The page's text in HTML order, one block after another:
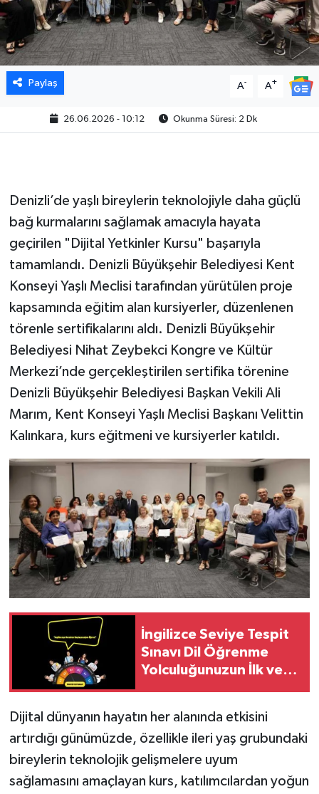
Paylaş A- A+
26.06.2026 - 10:12 Okunma Süresi: 2 Dk
Denizli’de yaşlı bireylerin teknolojiyle daha güçlü
bağ kurmalarını sağlamak amacıyla hayata
geçirilen "Dijital Yetkinler Kursu" başarıyla
tamamlandı. Denizli Büyükşehir Belediyesi Kent
Konseyi Yaşlı Meclisi tarafından yürütülen proje
kapsamında eğitim alan kursiyerler, düzenlenen
törenle sertifikalarını aldı. Denizli Büyükşehir
Belediyesi Nihat Zeybekci Kongre ve Kültür
Merkezi’nde gerçekleştirilen sertifika törenine
Denizli Büyükşehir Belediyesi Başkan Vekili Ali
Marım, Kent Konseyi Yaşlı Meclisi Başkanı Velittin
Kalınkara, kurs eğitmeni ve kursiyerler katıldı.
İngilizce Seviye Tespit
Sınavı Dil Öğrenme
Yolculuğunuzun İlk ve
Dijital dünyanın hayatın her alanında etkisini
artırdığı günümüzde, özellikle ileri yaş grubundaki
bireylerin teknolojik gelişmelere uyum
sağlamasını amaçlayan kurs, katılımcılardan yoğun